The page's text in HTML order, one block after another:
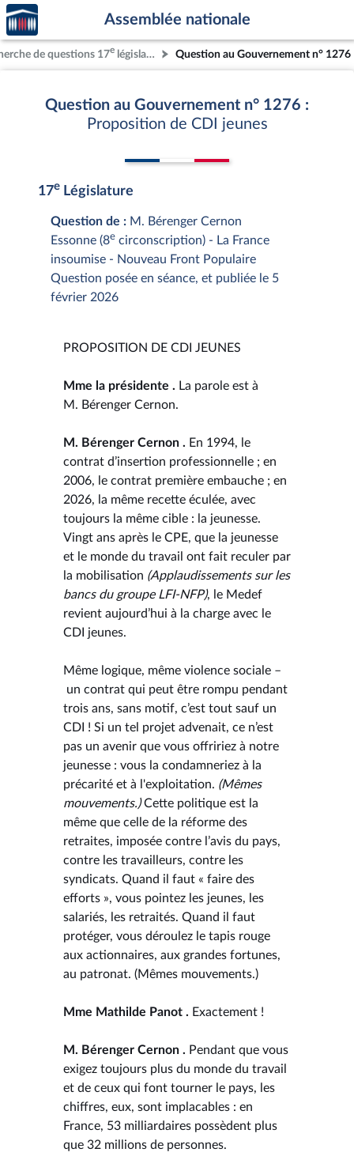
Aller au contenu
Aller en bas de la page
Accèder
à la
page
d'accueil
Assemblée nationale
de questions 17e législature Question au Gouvernement n° 1276
Question au Gouvernement n° 1276 :
Proposition de CDI jeunes
17e Législature
Question de : M. Bérenger Cernon
Essonne (8e circonscription) - La France
insoumise - Nouveau Front Populaire
Question posée en séance, et publiée le 5
février 2026
PROPOSITION DE CDI JEUNES
Mme la présidente . La parole est à
M. Bérenger Cernon.
M. Bérenger Cernon . En 1994, le
contrat d’insertion professionnelle ; en
2006, le contrat première embauche ; en
2026, la même recette éculée, avec
toujours la même cible : la jeunesse.
Vingt ans après le CPE, que la jeunesse
et le monde du travail ont fait reculer par
la mobilisation (Applaudissements sur les
bancs du groupe LFI-NFP), le Medef
revient aujourd’hui à la charge avec le
CDI jeunes.
Même logique, même violence sociale –
un contrat qui peut être rompu pendant
trois ans, sans motif, c’est tout sauf un
CDI ! Si un tel projet advenait, ce n’est
pas un avenir que vous offririez à notre
jeunesse : vous la condamneriez à la
précarité et à l'exploitation. (Mêmes
mouvements.)Cette politique est la
même que celle de la réforme des
retraites, imposée contre l’avis du pays,
contre les travailleurs, contre les
syndicats. Quand il faut « faire des
efforts », vous pointez les jeunes, les
salariés, les retraités. Quand il faut
protéger, vous déroulez le tapis rouge
aux actionnaires, aux grandes fortunes,
au patronat. (Mêmes mouvements.)
Mme Mathilde Panot . Exactement !
M. Bérenger Cernon . Pendant que vous
exigez toujours plus du monde du travail
et de ceux qui font tourner le pays, les
chiffres, eux, sont implacables : en
France, 53 milliardaires possèdent plus
que 32 millions de personnes.